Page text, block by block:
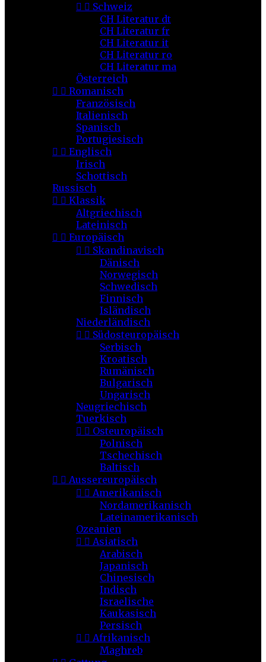
  Schweiz
CH Literatur dt
CH Literatur fr
CH Literatur it
CH Literatur ro
CH Literatur ma
Österreich
  Romanisch
Französisch
Italienisch
Spanisch
Portugiesisch
  Englisch
Irisch
Schottisch
Russisch
  Klassik
Altgriechisch
Lateinisch
  Europäisch
  Skandinavisch
Dänisch
Norwegisch
Schwedisch
Finnisch
Isländisch
Niederländisch
  Südosteuropäisch
Serbisch
Kroatisch
Rumänisch
Bulgarisch
Ungarisch
Neugriechisch
Tuerkisch
  Osteuropäisch
Polnisch
Tschechisch
Baltisch
  Aussereuropäisch
  Amerikanisch
Nordamerikanisch
Lateinamerikanisch
Ozeanien
  Asiatisch
Arabisch
Japanisch
Chinesisch
Indisch
Israelische
Kaukasisch
Persisch
  Afrikanisch
Maghreb